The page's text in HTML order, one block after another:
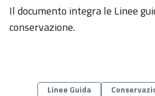
Piattaforme
e
Il documento integra le Linee
conservazione.
Categorie
Linee Guida